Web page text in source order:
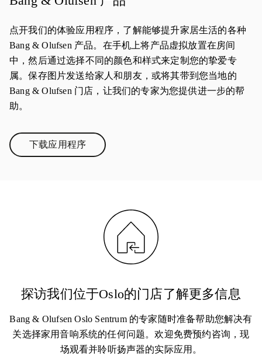
点开我们的体验应用程序，了解能够提升家居生活的各种
Bang & Olufsen 产品。在手机上将产品虚拟放置在房间
中，然后通过选择不同的颜色和样式来定制您的挚爱专
属。保存图片发送给家人和朋友，或将其带到您当地的
Bang & Olufsen 门店，让我们的专家为您提供进一步的帮
助。
下载应用程序Link Opens in New Tab
探访我们位于Oslo的门店了解更多信息
Bang & Olufsen Oslo Sentrum 的专家随时准备帮助您解决有
关选择家用音响系统的任何问题。欢迎免费预约咨询，现
场观看并聆听扬声器的实际应用。